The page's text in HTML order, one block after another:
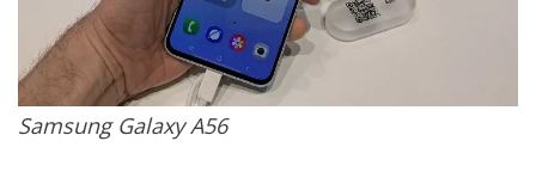
Samsung Galaxy A56